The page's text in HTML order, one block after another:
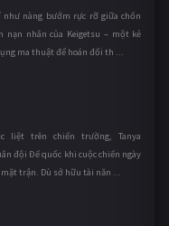
nàng bướm rực rỡ giữa chốn
nhân của Keigetsu – một kẻ
ma thuật để hoán đổi th ...
liệt trên chiến trường, Tanya
đội Đế quốc khi cuộc chiến ngày
trận. Dù sở hữu tài năn ...